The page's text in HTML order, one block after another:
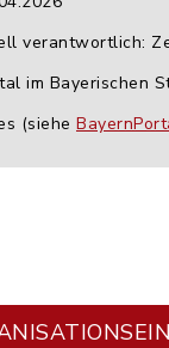
verantwortlich:
im Bayerischen
(siehe